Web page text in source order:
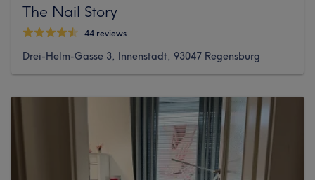
The Nail Story
44 reviews
Drei-Helm-Gasse 3, Innenstadt, 93047 Regensburg